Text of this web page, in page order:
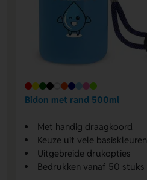
Bidon met rand 500ml
Met handig draagkoord
Keuze uit vele basiskleuren
Uitgebreide drukopties
Bedrukken vanaf 50 stuks